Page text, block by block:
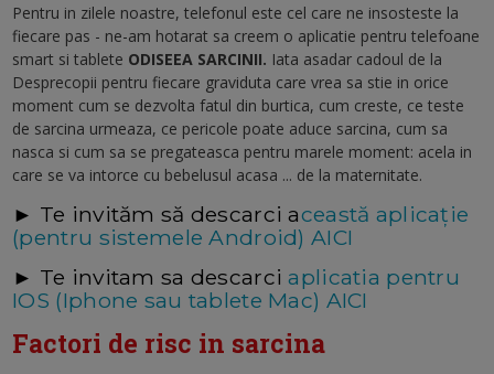
Pentru in zilele noastre, telefonul este cel care ne insosteste la
fiecare pas - ne-am hotarat sa creem o aplicatie pentru telefoane
smart si tablete ODISEEA SARCINII. Iata asadar cadoul de la
Desprecopii pentru fiecare graviduta care vrea sa stie in orice
moment cum se dezvolta fatul din burtica, cum creste, ce teste
de sarcina urmeaza, ce pericole poate aduce sarcina, cum sa
nasca si cum sa se pregateasca pentru marele moment: acela in
care se va intorce cu bebelusul acasa ... de la maternitate.
► Te invităm să descarci această aplicație
(pentru sistemele Android) AICI
► Te invitam sa descarciaplicatia pentru
IOS (Iphone sau tablete Mac) AICI
Factori de risc in sarcina